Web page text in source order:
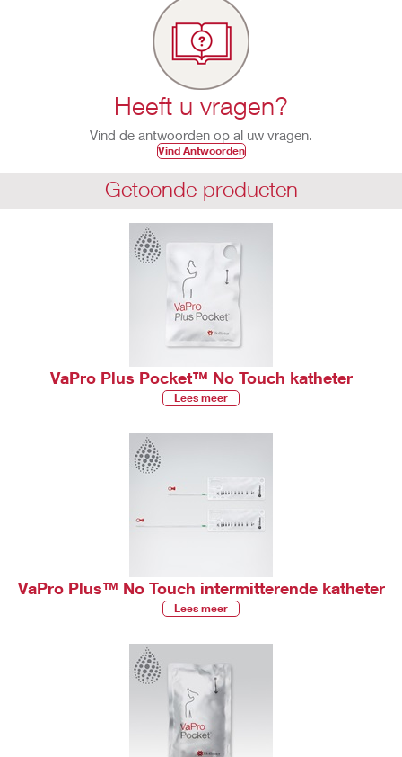
Heeft u vragen?
Vind de antwoorden op al uw vragen.
Vind Antwoorden
Getoonde producten
VaPro Plus Pocket™ No Touch katheter
Lees meer
VaPro Plus™ No Touch intermitterende katheter
Lees meer